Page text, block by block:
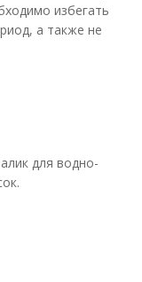
избегать
а также не
для водно-